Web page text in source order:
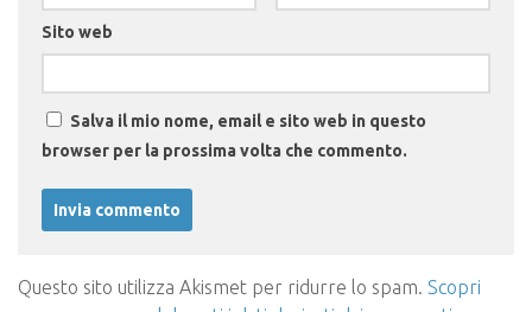
Sito web
Salva il mio nome, email e sito web in questo
browser per la prossima volta che commento.
Questo sito utilizza Akismet per ridurre lo spam. Scopri